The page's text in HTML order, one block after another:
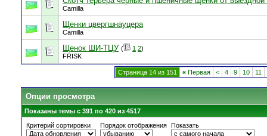
Camilla
Щенки цвергшнауцера
Camilla
Щенок ШИ-ТЦУ ( 1 2)
FRISK
Страница 14 из 151 « Первая < 4 9 10 11
Опции просмотра
Показаны темы с 391 по 420 из 4517
Критерий сортировки
Порядок отображения Показать